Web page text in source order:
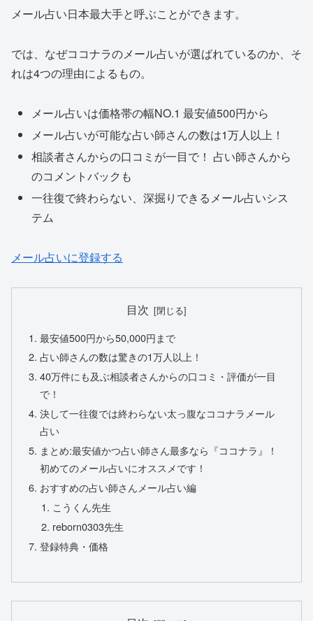
メール占い日本最大手と呼ぶことができます。
では、なぜココナラのメール占いが選ばれているのか、そ
れは4つの理由によるもの。
メール占いは価格帯の幅NO.1 最安値500円から
メール占いが可能な占い師さんの数は1万人以上！
相談者さんからの口コミが一目で！ 占い師さんから
のコメントバックも
一往復で終わらない、深掘りできるメール占いシス
テム
メール占いに登録する
目次
最安値500円から50,000円まで
占い師さんの数は驚きの1万人以上！
40万件にも及ぶ相談者さんからの口コミ・評価が一目
で！
決して一往復では終わらない太っ腹なココナラメール
占い
まとめ:最安値かつ占い師さん最多なら『ココナラ』！
初めてのメール占いにオススメです！
おすすめの占い師さんメール占い編
こうくん先生
reborn0303先生
登録特典・価格